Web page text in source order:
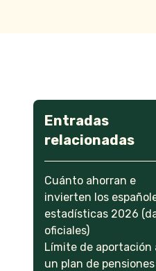
Entradas
relacionadas
Cuánto ahorran e
invierten los
estadísticas 2026
oficiales)
Límite de aportación
un plan de